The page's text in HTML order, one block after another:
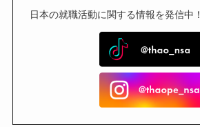
日本の就職活動に関する情報を発信中！